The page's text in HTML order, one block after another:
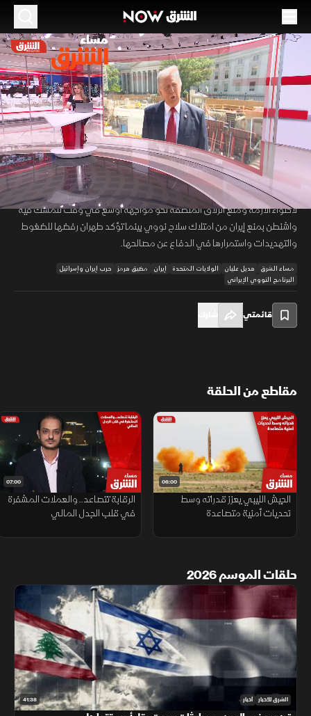
00:12 /46:02
الموسم 2026
واشنطن وطهران بين التفاوض والتهديد وسط
تصعيد إقليمي
19 مايو 2026 46:01 أخبار
مساء الشرق
تتواصل التوترات بين واشنطن وطهران وسط تحركات عسكرية وضغوط
دبلوماسية وعقوبات اقتصادية متصاعدة مع استمرار المساعي الإقليمية
لاحتواء الأزمة ومنع انزلاق المنطقة نحو مواجهة أوسع في وقت تتمسك فيه
واشنطن بمنع إيران من امتلاك سلاح نووي بينما تؤكد طهران رفضها للضغوط
والتهديدات واستمرارها في الدفاع عن مصالحها.
مساء الشرق هديل عليان الولايات المتحدة إيران مضيق هرمز حرب إيران وإسرائيل
البرنامج النووي الإيراني
قائمتي
مقاطع من الحلقة
06:00
الجيش الليبي يعزز قدراته وسط
تحديات أمنية متصاعدة
07:00
الرقابة تتصاعد.. والعملات المشفرة
في قلب الجدل المالي
حلقات الموسم 2026
41:38 الشرق للأخبار أخبار